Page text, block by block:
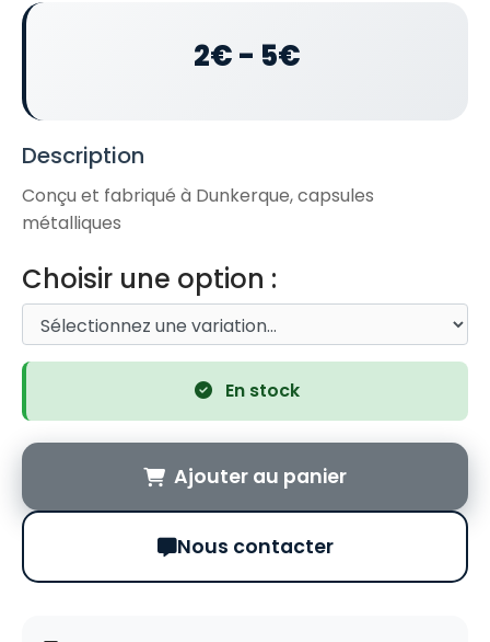
2€ - 5€
Description
Conçu et fabriqué à Dunkerque, capsules
métalliques
Choisir une option :
En stock
Ajouter au panier
Nous contacter